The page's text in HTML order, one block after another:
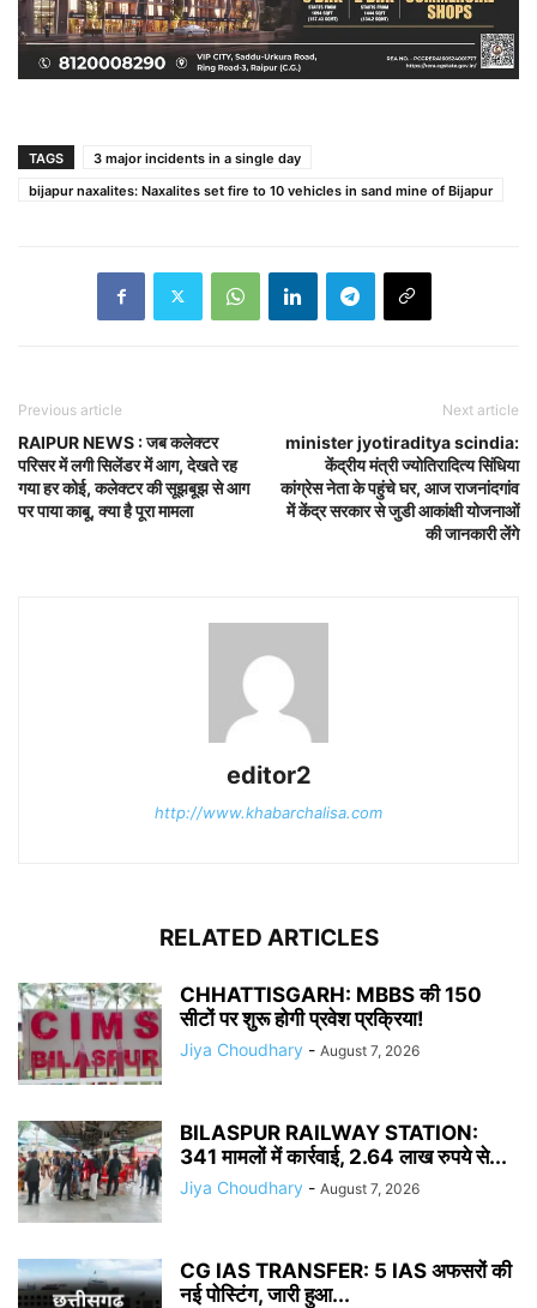
TAGS
3 major incidents in a single day
bijapur naxalites: Naxalites set fire to 10 vehicles in sand mine of Bijapur
Previous article
RAIPUR NEWS : जब कलेक्टर
परिसर में लगी सिलेंडर में आग, देखते रह
गया हर कोई, कलेक्टर की सूझबूझ से आग
पर पाया काबू, क्या है पूरा मामला
Next article
minister jyotiraditya scindia:
केंद्रीय मंत्री ज्याेतिरादित्य सिंधिया
कांग्रेस नेता के पहुंचे घर, आज राजनांदगांव
में केंद्र सरकार से जुडी आकांक्षी योजनाओं
की जानकारी लेंगे
editor2
http://www.khabarchalisa.com
RELATED ARTICLES
CHHATTISGARH: MBBS की 150
सीटों पर शुरू होगी प्रवेश प्रक्रिया!
Jiya Choudhary - August 7, 2026
BILASPUR RAILWAY STATION:
341 मामलों में कार्रवाई, 2.64 लाख रुपये से...
Jiya Choudhary - August 7, 2026
CG IAS TRANSFER: 5 IAS अफसरों की
नई पोस्टिंग, जारी हुआ...